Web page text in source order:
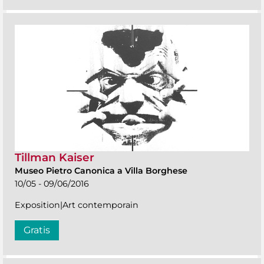
Tillman Kaiser
Museo Pietro Canonica a Villa Borghese
10/05 - 09/06/2016
Exposition|Art contemporain
Gratis